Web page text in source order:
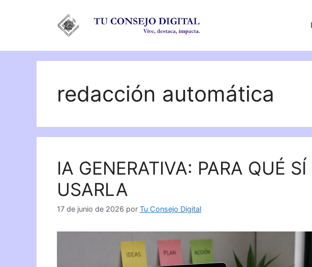
redacción automática
IA GENERATIVA: PARA QUÉ
USARLA
17 de junio de 2026 por Tu Consejo Digital